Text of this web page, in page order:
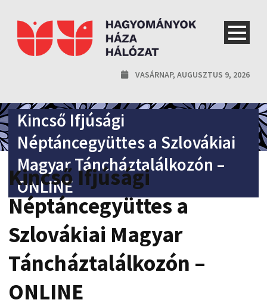
VASÁRNAP, AUGUSZTUS 9, 2026
Kincső Ifjúsági
Néptáncegyüttes a Szlovákiai
Magyar Táncháztalálkozón –
ONLINE
Kincső Ifjúsági
Néptáncegyüttes a
Szlovákiai Magyar
Táncháztalálkozón –
ONLINE